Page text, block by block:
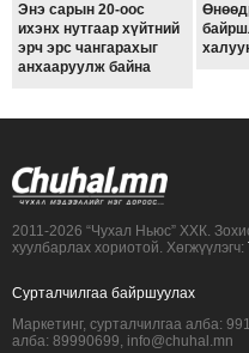
Энэ сарын 20-оос
ихэнх нутгаар хүйтний
эрч эрс чангарахыг
анхааруулж байна
2011-2026 “Чухал Ньюс” ХХК.
хуулбарлах хориотой. Хөгжүүлэгч:
Сурталчилгаа байршуулах
Маркетинг, сурталчилгаа алба:
алба: 89990699, info@chuhal.mn